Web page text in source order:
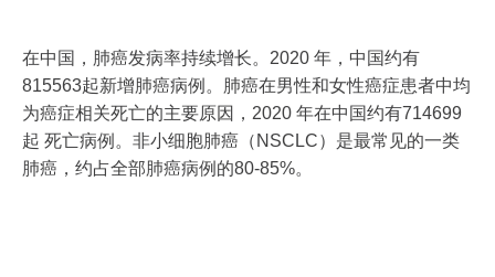
在中国，肺癌发病率持续增长。2020 年，中国约有
815563起新增肺癌病例。肺癌在男性和女性癌症患者中均
为癌症相关死亡的主要原因，2020 年在中国约有714699
起 死亡病例。非小细胞肺癌（NSCLC）是最常见的一类
肺癌，约占全部肺癌病例的80-85%。